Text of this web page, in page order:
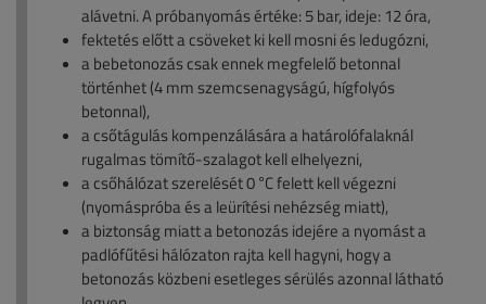
alávetni. A próbanyomás értéke: 5 bar, ideje: 12 óra,
fektetés előtt a csöveket ki kell mosni és ledugózni,
a bebetonozás csak ennek megfelelő betonnal
történhet (4 mm szemcsenagyságú, hígfolyós
betonnal),
a csőtágulás kompenzálására a határolófalaknál
rugalmas tömítő-szalagot kell elhelyezni,
a csőhálózat szerelését 0 °C felett kell végezni
(nyomáspróba és a leürítési nehézség miatt),
a biztonság miatt a betonozás idejére a nyomást a
padlófűtési hálózaton rajta kell hagyni, hogy a
betonozás közbeni esetleges sérülés azonnal látható